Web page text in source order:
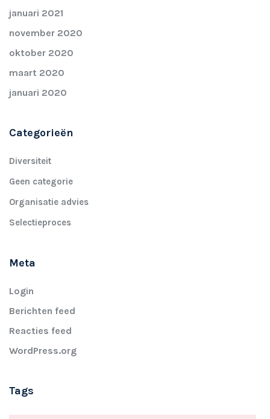
januari 2021
november 2020
oktober 2020
maart 2020
januari 2020
Categorieën
Diversiteit
Geen categorie
Organisatie advies
Selectieproces
Meta
Login
Berichten feed
Reacties feed
WordPress.org
Tags